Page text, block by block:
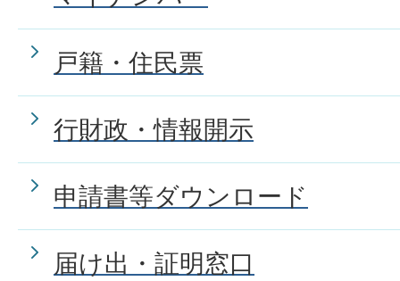
パスポートを申請してから何
ができますか。
住居表示に伴う住所変更の証
税金について
戸籍・住民票
行財政・情報開示
申請書等ダウンロード
届け出・証明窓口